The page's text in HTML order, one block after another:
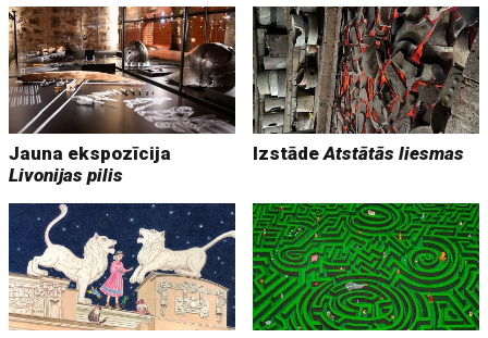
Jauna ekspozīcija
Livonijas pilis
IzstādeAtstātās liesmas